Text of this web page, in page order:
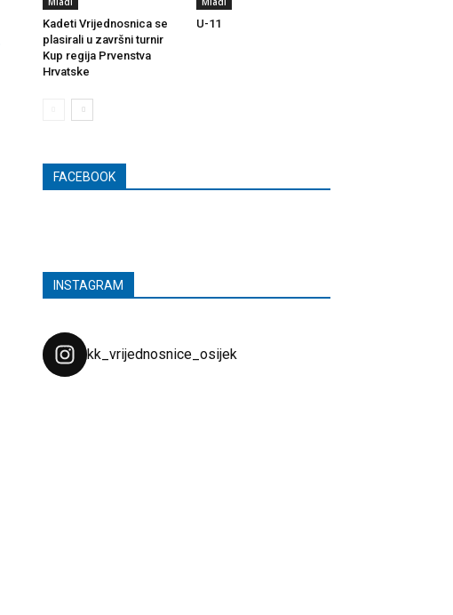
Kadeti Vrijednosnica se
plasirali u završni turnir
Kup regija Prvenstva
Hrvatske
U-11
FACEBOOK
INSTAGRAM
kk_vrijednosnice_osijek